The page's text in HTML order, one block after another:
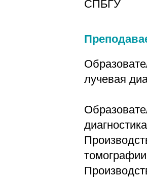
СПБГУ
лучевая